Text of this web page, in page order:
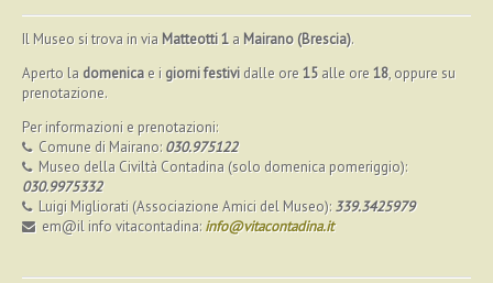
Il Museo si trova in via Matteotti 1 a Mairano (Brescia).
Aperto la domenicae i giorni festividalle ore15alle ore18, oppure su
prenotazione.
Per informazioni e prenotazioni:
Comune di Mairano:030.975122
Museo della Civiltà Contadina (solo domenica pomeriggio):
030.9975332
Luigi Migliorati (Associazione Amici del Museo):339.3425979
em@il info vitacontadina:info@vitacontadina.it